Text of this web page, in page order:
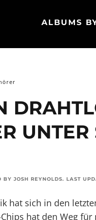
ALBUMS
BY JOSH REYNOLDS. LAST
hat sich in den
hat den Weg für